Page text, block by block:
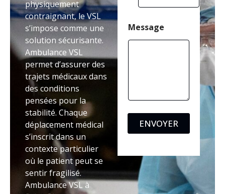
physiquement
contraignant, le VSL
s’impose comme une
solution sécurisante.
Ambulance VSL
permet d’assurer des
trajets médicaux dans
des conditions
pensées pour la
stabilité. Chaque
déplacement médical
s’inscrit dans un
contexte particulier
où le patient peut se
sentir fragilisé.
Ambulance VSL à
Message
ENVOYER